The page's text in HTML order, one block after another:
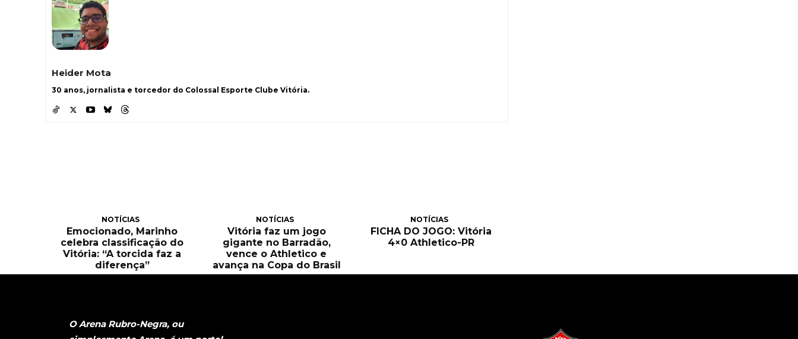
Heider Mota
30 anos, jornalista e torcedor do Colossal Esporte Clube Vitória.
NOTÍCIAS
Emocionado, Marinho
celebra classificação do
Vitória: “A torcida faz a
diferença”
NOTÍCIAS
Vitória faz um jogo
gigante no Barradão,
vence o Athletico e
avança na Copa do Brasil
NOTÍCIAS
FICHA DO JOGO: Vitória
4×0 Athletico-PR
O Arena Rubro-Negra, ou